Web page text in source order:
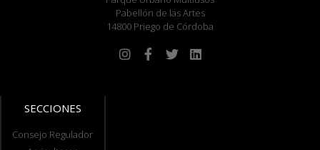
Pabellón de las Artes
14800 Priego de Córdoba
SECCIONES
Consejo Regulador